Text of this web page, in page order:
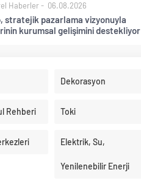
Haberler 06.08.2026
stratejik pazarlama vizyonuyla
kurumsal gelişimini destekliyor
Dekorasyon
Rehberi Toki
Elektrik, Su,
Yenilenebilir Enerji